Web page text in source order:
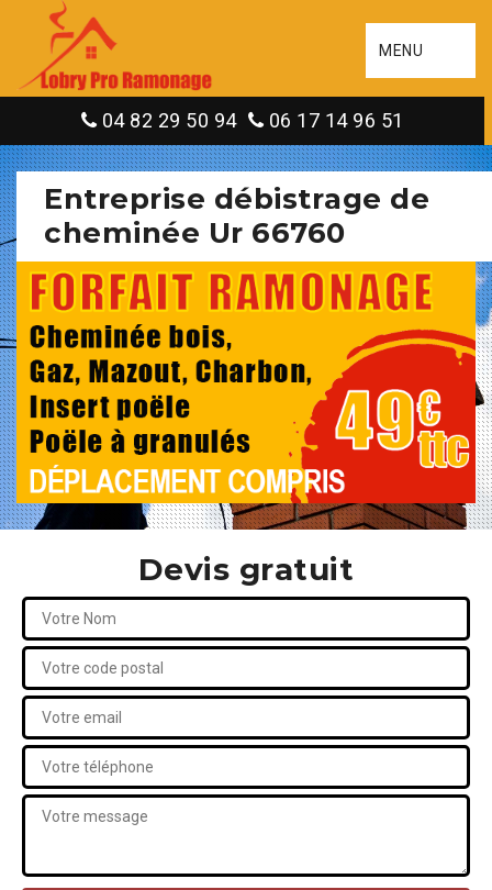
MENU
04 82 29 50 94 06 17 14 96 51
Entreprise débistrage de
cheminée Ur 66760
Devis gratuit